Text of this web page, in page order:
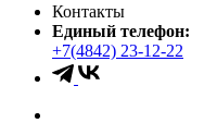
Контакты
Единый телефон:
+7(4842) 23-12-22